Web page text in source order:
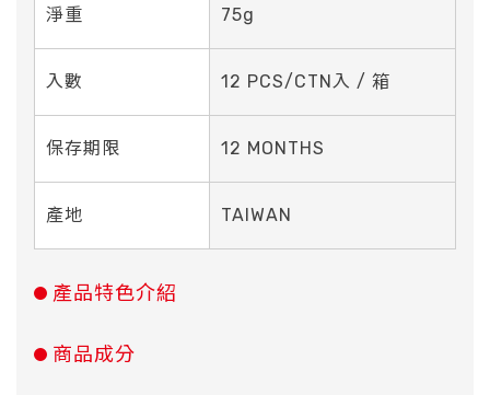
淨重 75g
入數 12 PCS/CTN入 / 箱
保存期限 12 MONTHS
產地 TAIWAN
產品特色介紹
商品成分